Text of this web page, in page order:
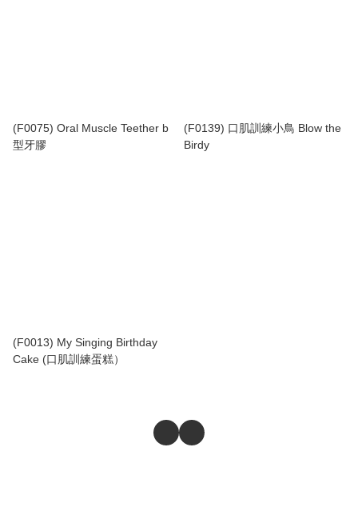
(F0075) Oral Muscle Teether b
型牙膠
(F0139) 口肌訓練小鳥 Blow the
Birdy
(F0013) My Singing Birthday
Cake (口肌訓練蛋糕）